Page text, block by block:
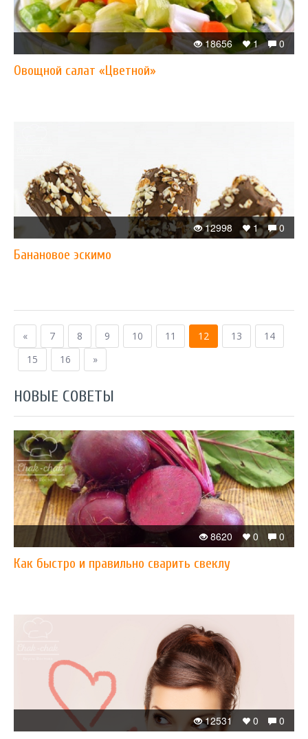
0
1
18656
Овощной салат «Цветной»
0
1
12998
Банановое эскимо
« 7 8 9 10 11 12 13
14
15
16 »
НОВЫЕ СОВЕТЫ
0
0
8620
Как быстро и правильно сварить свеклу
0
0
12531